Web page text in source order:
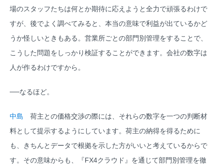
場のスタッフたちは何とか期待に応えようと全力で頑張るわけで
すが、後でよく調べてみると、本当の意味で利益が出ているかど
うか怪しいときもある。営業所ごとの部門別管理をすることで、
こうした問題をしっかり検証することができます。会社の数字は
人が作るわけですから。
──なるほど。
中島 荷主との価格交渉の際には、それらの数字を一つの判断材
料として提示するようにしています。荷主の納得を得るために
も、きちんとデータで根拠を示した方がいいと考えているからで
す。その意味からも、『FX4クラウド』を通じて部門別管理を徹